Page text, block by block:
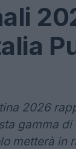
2026
gamma
metterà in